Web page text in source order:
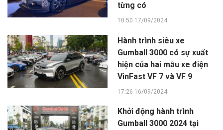
từng có
10:50 17/09/2024
Hành trình siêu xe
Gumball 3000 có sự xuất
hiện của hai mẫu xe điện
VinFast VF 7 và VF 9
17:26 16/09/2024
Khởi động hành trình
Gumball 3000 2024 tại